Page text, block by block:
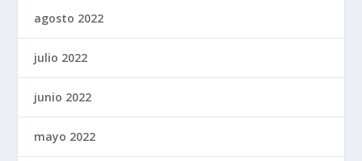
agosto 2022
julio 2022
junio 2022
mayo 2022